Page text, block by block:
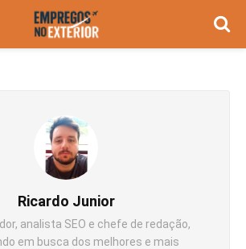
Ricardo Junior
analista SEO e chefe de redação,
em busca dos melhores e mais